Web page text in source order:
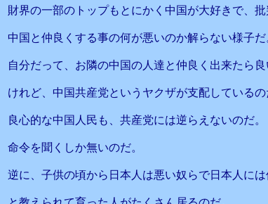
財界の一部のトップもとにかく中国が大好きで、批
中国と仲良くする事の何が悪いのか解らない様子だ
自分だって、お隣の中国の人達と仲良く出来たら良
けれど、中国共産党というヤクザが支配しているの
良心的な中国人民も、共産党には逆らえないのだ。
命令を聞くしか無いのだ。
逆に、子供の頃から日本人は悪い奴らで日本人に